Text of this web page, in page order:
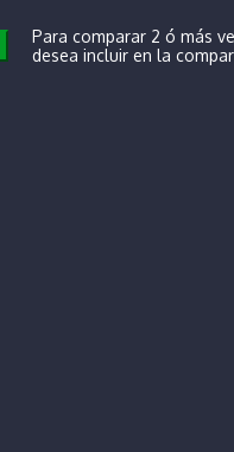
Para comparar 2 ó más
desea incluir en la